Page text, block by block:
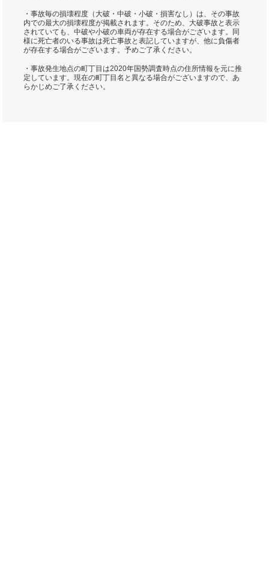
・事故毎の損壊程度（大破・中破・小破・損害なし）は、その事故
内での最大の損壊程度が掲載されます。そのため、大破事故と表示
されていても、中破や小破の車両が存在する場合がございます。同
様に死亡者のいる事故は死亡事故と表記していますが、他に負傷者
が存在する場合がございます。予めご了承ください。
・事故発生地点の町丁目は2020年国勢調査時点の住所情報を元に推
定しています。現在の町丁目名と異なる場合がございますので、あ
らかじめご了承ください。